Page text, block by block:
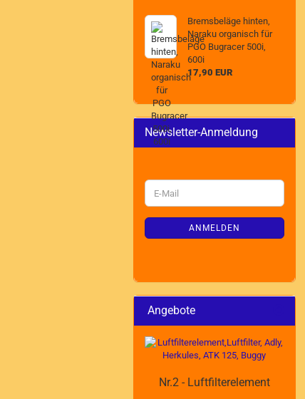
Bremsbeläge hinten,
Naraku organisch für
PGO Bugracer 500i,
600i
17,90 EUR
Newsletter-Anmeldung
WEITER
ZUR
ANMELDUNG
E-
Mail
ANMELDEN
Angebote
Nr.2 - Luftfilterelement